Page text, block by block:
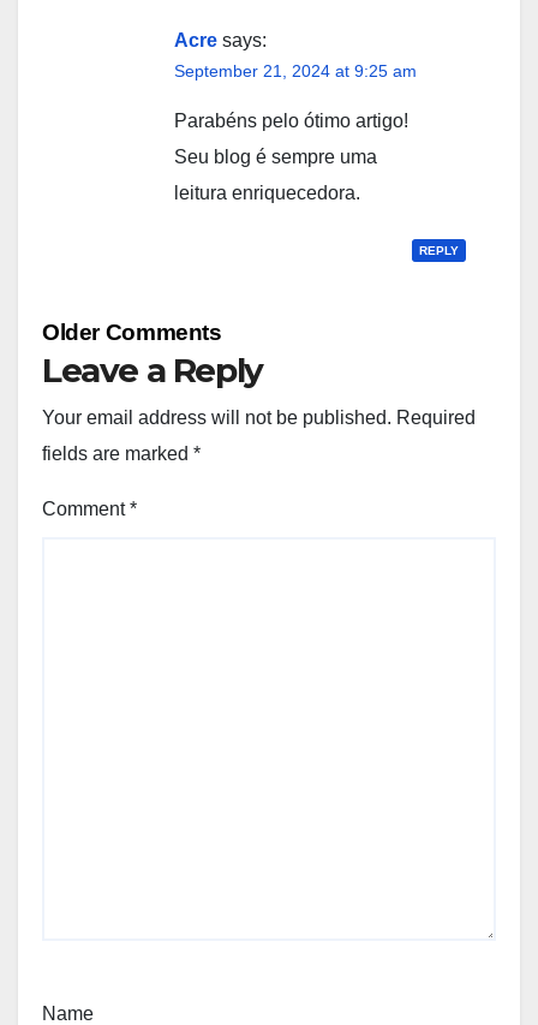
Acre says:
September 21, 2024 at 9:25 am
Parabéns pelo ótimo artigo!
Seu blog é sempre uma
leitura enriquecedora.
REPLY
Comment
Older Comments
Leave a Reply
Your email address will not be published. Required
fields are marked *
Comment*
Name